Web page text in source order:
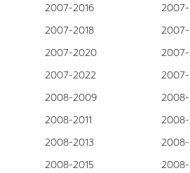
2007-2016
2007-
2007-2018
2007-2020
2007-
2007-2022
2008-2009
2008-2011
2008-2013
2008-2015